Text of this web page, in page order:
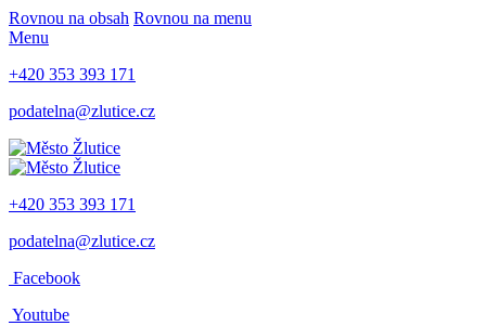
Rovnou na obsah Rovnou na menu
Menu
+420 353 393 171
podatelna@zlutice.cz
+420 353 393 171
podatelna@zlutice.cz
Facebook
Youtube